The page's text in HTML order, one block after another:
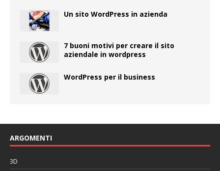
Un sito WordPress in azienda
7 buoni motivi per creare il sito
aziendale in wordpress
WordPress per il business
ARGOMENTI
3D